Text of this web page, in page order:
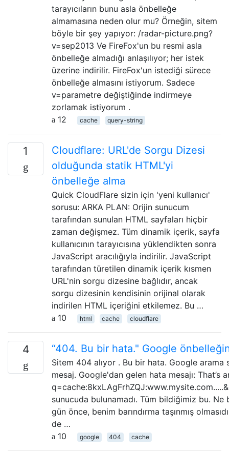
tarayıcıların bunu asla önbelleğe
almamasına neden olur mu? Örneğin, sitem
böyle bir şey yapıyor: /radar-picture.png?
v=sep2013 Ve FireFox'un bu resmi asla
önbelleğe almadığı anlaşılıyor; her istek
üzerine indirilir. FireFox'un istediği sürece
önbelleğe almasını istiyorum. Sadece
v=parametre değiştiğinde indirmeye
zorlamak istiyorum .
12
cache query-string
1
Cloudflare: URL'de Sorgu Dizesi
olduğunda statik HTML'yi
önbelleğe alma
Quick CloudFlare sizin için 'yeni kullanıcı'
sorusu: ARKA PLAN: Orijin sunucum
tarafından sunulan HTML sayfaları hiçbir
zaman değişmez. Tüm dinamik içerik, sayfa
kullanıcının tarayıcısına yüklendikten sonra
JavaScript aracılığıyla indirilir. JavaScript
tarafından türetilen dinamik içerik kısmen
URL'nin sorgu dizesine bağlıdır, ancak
sorgu dizesinin kendisinin orijinal olarak
indirilen HTML içeriğini etkilemez. Bu …
10
html cache cloudflare
4 “404. Bu bir hata." Google
Sitem 404 alıyor . Bu bir hata. Google arama
mesaj. Google'dan gelen hata mesajı: That’s
sunucuda bulunamadı. Tüm bildiğimiz bu. Ne
gün önce, benim barındırma taşınmış
de …
10
google 404 cache